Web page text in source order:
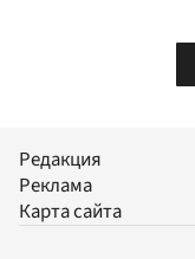
Редакция
Реклама
Карта сайта